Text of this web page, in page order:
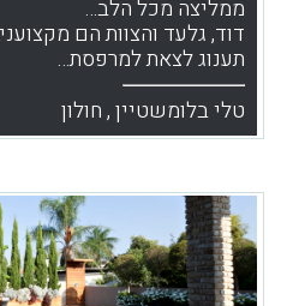
ממליצה מכל הלב…
דוד, גלעד והצוות הם
תענוג לצאת למרפסת…
טלי בלומשטיין , חולון